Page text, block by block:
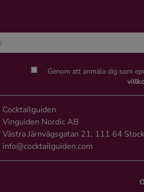
Genom att anmäla dig som
Cocktailguiden
Vinguiden Nordic AB
Västra Järnvägsgatan 21, 111 64
info@cocktailguiden.com